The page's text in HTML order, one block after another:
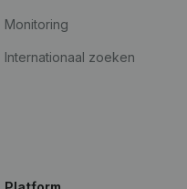
Monitoring
Internationaal zoeken